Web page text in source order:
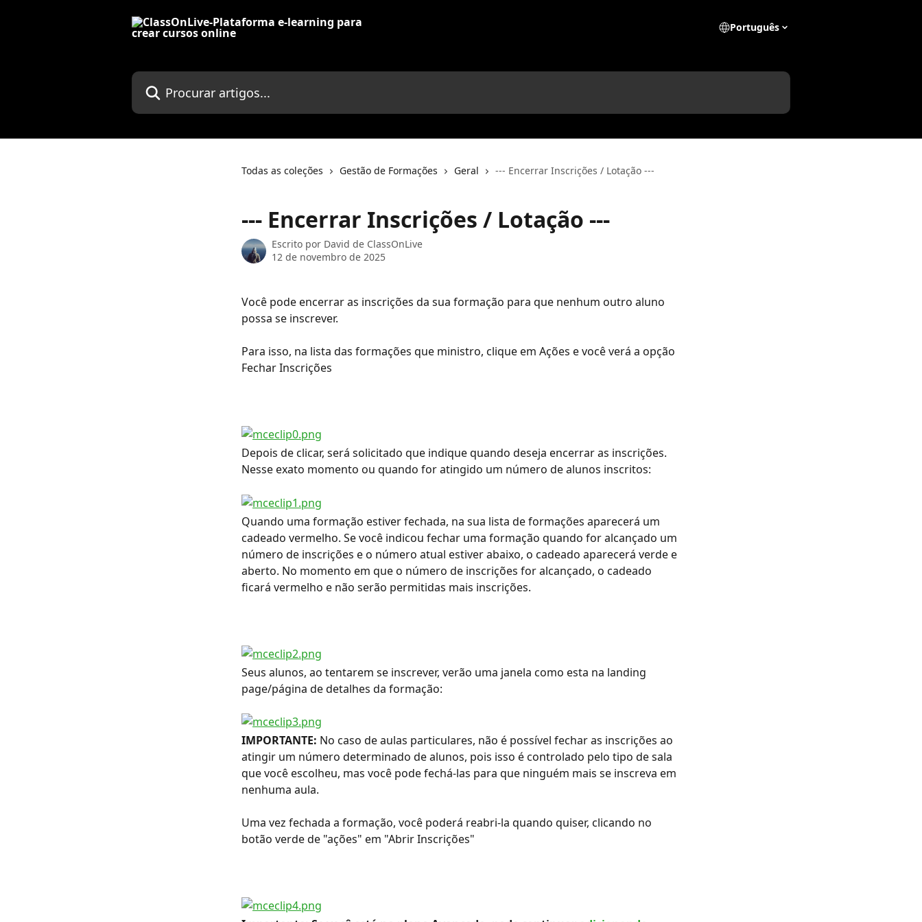
Português
Procurar artigos...
Todas as coleções Gestão de Formações Geral --- Encerrar Inscrições / Lotação ---
--- Encerrar Inscrições / Lotação ---
Escrito por David de ClassOnLive
12 de novembro de 2025
Você pode encerrar as inscrições da sua formação para que nenhum outro aluno
possa se inscrever.
Para isso, na lista das formações que ministro, clique em Ações e você verá a opção
Fechar Inscrições
Depois de clicar, será solicitado que indique quando deseja encerrar as inscrições.
Nesse exato momento ou quando for atingido um número de alunos inscritos:
Quando uma formação estiver fechada, na sua lista de formações aparecerá um
cadeado vermelho. Se você indicou fechar uma formação quando for alcançado um
número de inscrições e o número atual estiver abaixo, o cadeado aparecerá verde e
aberto. No momento em que o número de inscrições for alcançado, o cadeado
ficará vermelho e não serão permitidas mais inscrições.
Seus alunos, ao tentarem se inscrever, verão uma janela como esta na landing
page/página de detalhes da formação:
IMPORTANTE: No caso de aulas particulares, não é possível fechar as inscrições ao
atingir um número determinado de alunos, pois isso é controlado pelo tipo de sala
que você escolheu, mas você pode fechá-las para que ninguém mais se inscreva em
nenhuma aula.
Uma vez fechada a formação, você poderá reabri-la quando quiser, clicando no
botão verde de "ações" em "Abrir Inscrições"